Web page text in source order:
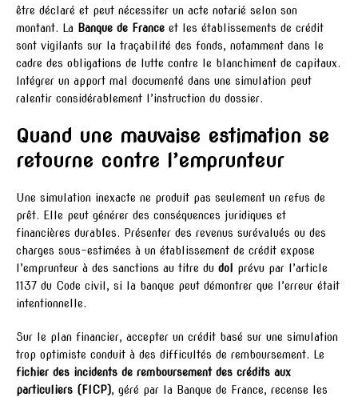
être déclaré et peut nécessiter un acte notarié selon son
montant. La Banque de France et les établissements de crédit
sont vigilants sur la traçabilité des fonds, notamment dans le
cadre des obligations de lutte contre le blanchiment de capitaux.
Intégrer un apport mal documenté dans une simulation peut
ralentir considérablement l’instruction du dossier.
Quand une mauvaise estimation se
retourne contre l’emprunteur
Une simulation inexacte ne produit pas seulement un refus de
prêt. Elle peut générer des conséquences juridiques et
financières durables. Présenter des revenus surévalués ou des
charges sous-estimées à un établissement de crédit expose
l’emprunteur à des sanctions au titre du dol
prévu par l’article
1137 du Code civil, si la banque peut démontrer que l’erreur était
intentionnelle.
Sur le plan financier, accepter un crédit basé sur une simulation
trop optimiste conduit à des difficultés de remboursement. Le
fichier des incidents de remboursement des crédits aux
particuliers (FICP), géré par la Banque de France, recense les